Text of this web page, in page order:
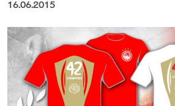
16.06.2015